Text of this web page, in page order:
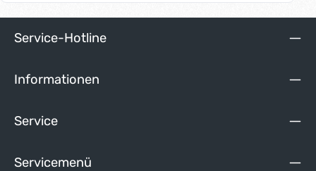
Service-Hotline
Informationen
Service
Servicemenü